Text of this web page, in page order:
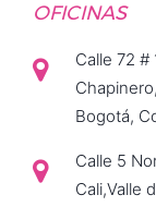
OFICINAS
Calle 72 #
Chapinero,
Bogotá,
Calle 5
Cali,Valle